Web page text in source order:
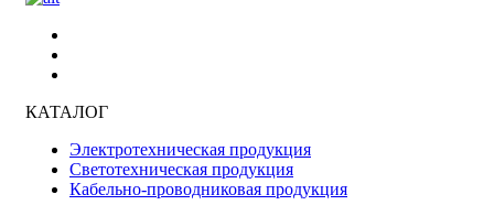
КАТАЛОГ
Электротехническая продукция
Светотехническая продукция
Кабельно-проводниковая продукция